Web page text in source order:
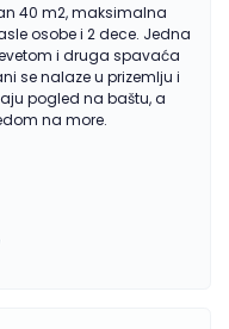
40 m2, maksimalna
osobe i 2 dece. Jedna
i druga spavaća
se nalaze u prizemlju i
pogled na baštu, a
na more.